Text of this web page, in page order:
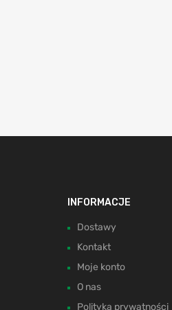
INFORMACJE
Dostawy
Kontakt
Moje konto
O nas
Polityka prywatności